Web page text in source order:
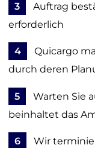
3
Auftrag
erforderlich
4
Quicargo
durch deren
5
Warten Sie
beinhaltet das
6
Wir